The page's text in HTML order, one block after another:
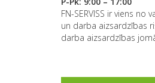
FN-SERVISS ir viens
un darba aizsardzības
darba aizsardzības